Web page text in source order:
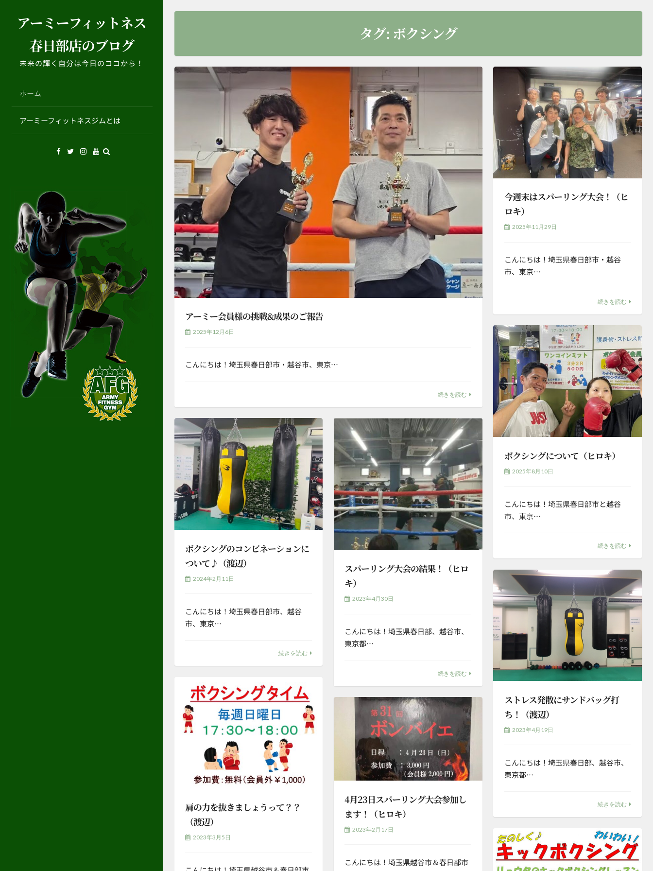
アーミーフィットネス
春日部店のブログ
未来の輝く自分は今日のココから！
ホーム
アーミーフィットネスジムとは
Facebook
TwitterInstagram
YouTube
タグ: ボクシング
アーミー会員様の挑戦&成果のご報告
2025年12月6日
こんにちは！埼玉県春日部市・越谷市、東京…
続きを読む
今週末はスパーリング大会！（ヒ
ロキ）
2025年11月29日
こんにちは！埼玉県春日部市・越谷
市、東京…
続きを読む
ボクシングについて（ヒロキ）
2025年8月10日
こんにちは！埼玉県春日部市と越谷
市、東京…
続きを読む
ボクシングのコンビネーションに
ついて♪（渡辺）
2024年2月11日
こんにちは！埼玉県春日部市、越谷
市、東京…
続きを読む
スパーリング大会の結果！（ヒロ
キ）
2023年4月30日
こんにちは！埼玉県春日部、越谷市、
東京都…
続きを読む
ストレス発散にサンドバッグ打
ち！（渡辺）
2023年4月19日
こんにちは！埼玉県春日部、越谷市、
東京都…
続きを読む
肩の力を抜きましょうって？？
（渡辺）
2023年3月5日
4月23日スパーリング大会参加し
ます！（ヒロキ）
2023年2月17日
こんにちは！埼玉県越谷市＆春日部市